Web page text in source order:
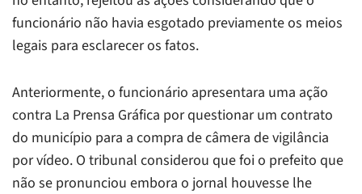
funcionário não havia esgotado previamente os meios
legais para esclarecer os fatos.
Anteriormente, o funcionário apresentara uma ação
contra La Prensa Gráfica por questionar um contrato
do município para a compra de câmera de vigilância
por vídeo. O tribunal considerou que foi o prefeito que
não se pronunciou embora o jornal houvesse lhe